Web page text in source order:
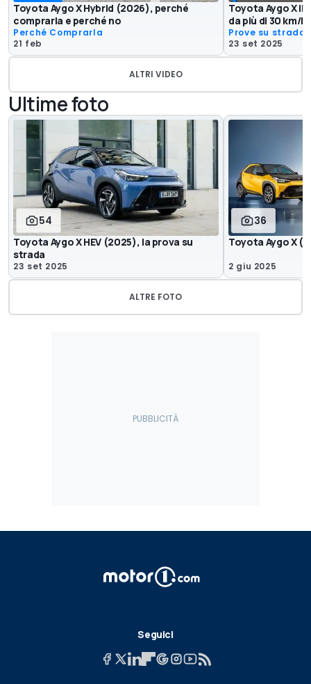
Toyota Aygo X Hybrid (2026), perché
comprarla e perché no
Perché Comprarla
21 feb
Toyota Aygo X
da più di 30 km/
Prove su strada
23 set 2025
ALTRI VIDEO
Ultime foto
54
Toyota Aygo X HEV (2025), la prova su
strada
23 set 2025
36
Toyota Aygo X
2 giu 2025
ALTRE FOTO
Seguici